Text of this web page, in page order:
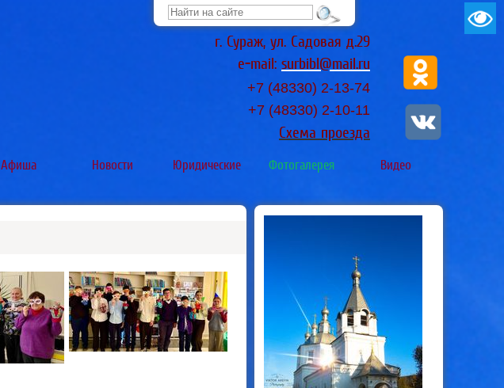
г. Сураж, ул. Садовая д.29
e-mail: surbibl@mail.ru
+7 (48330) 2-13-74
+7 (48330) 2-10-11
Схема проезда
Афиша Новости Юридические Фотогалерея Видео